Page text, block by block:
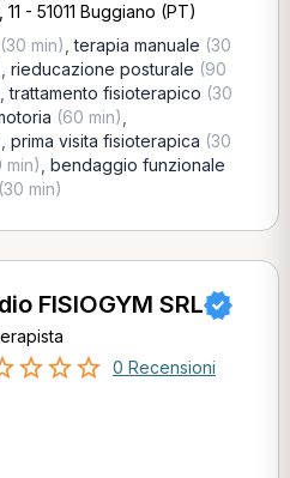
- 51011 Buggiano (PT)
(30 min) ,terapia manuale (30
rieducazione posturale (90
,trattamento fisioterapico (30
(60 min)
prima visita fisioterapica (30
min) bendaggio funzionale
(30 min)
FISIOGYM SRL
0 Recensioni